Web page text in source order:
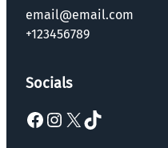
email@email.com
+123456789
Socials
Facebook Instagram X TikTok